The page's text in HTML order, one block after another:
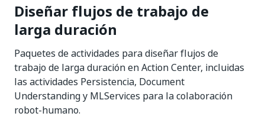
Diseñar flujos de trabajo de
larga duración
Paquetes de actividades para diseñar flujos de
trabajo de larga duración en Action Center, incluidas
las actividades Persistencia, Document
Understanding y MLServices para la colaboración
robot-humano.